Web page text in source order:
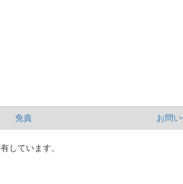
免責 お問
しています。